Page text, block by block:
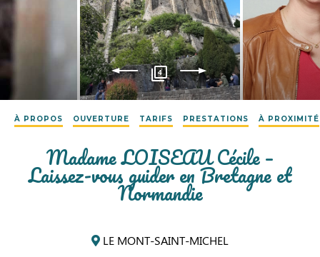
4
À PROPOS OUVERTURE TARIFS PRESTATIONS À PROXIMITÉ
Madame LOISEAU Cécile –
Laissez-vous guider en Bretagne et
Normandie
LE MONT-SAINT-MICHEL